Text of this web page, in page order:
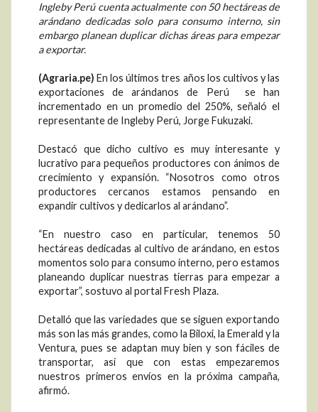
Ingleby Perú cuenta actualmente con 50 hectáreas de
arándano dedicadas solo para consumo interno, sin
embargo planean duplicar dichas áreas para empezar
a exportar.
(Agraria.pe)En los últimos tres años los cultivos y las
exportaciones de arándanos de Perú se han
incrementado en un promedio del 250%, señaló el
representante de Ingleby Perú, Jorge Fukuzaki.
Destacó que dicho cultivo es muy interesante y
lucrativo para pequeños productores con ánimos de
crecimiento y expansión. “Nosotros como otros
productores cercanos estamos pensando en
expandir cultivos y dedicarlos al arándano”.
“En nuestro caso en particular, tenemos 50
hectáreas dedicadas al cultivo de arándano, en estos
momentos solo para consumo interno, pero estamos
planeando duplicar nuestras tierras para empezar a
exportar”, sostuvo al portal Fresh Plaza.
Detalló que las variedades que se siguen exportando
más son las más grandes, como la Biloxi, la Emerald y la
Ventura, pues se adaptan muy bien y son fáciles de
transportar, así que con estas empezaremos
nuestros primeros envíos en la próxima campaña,
afirmó.